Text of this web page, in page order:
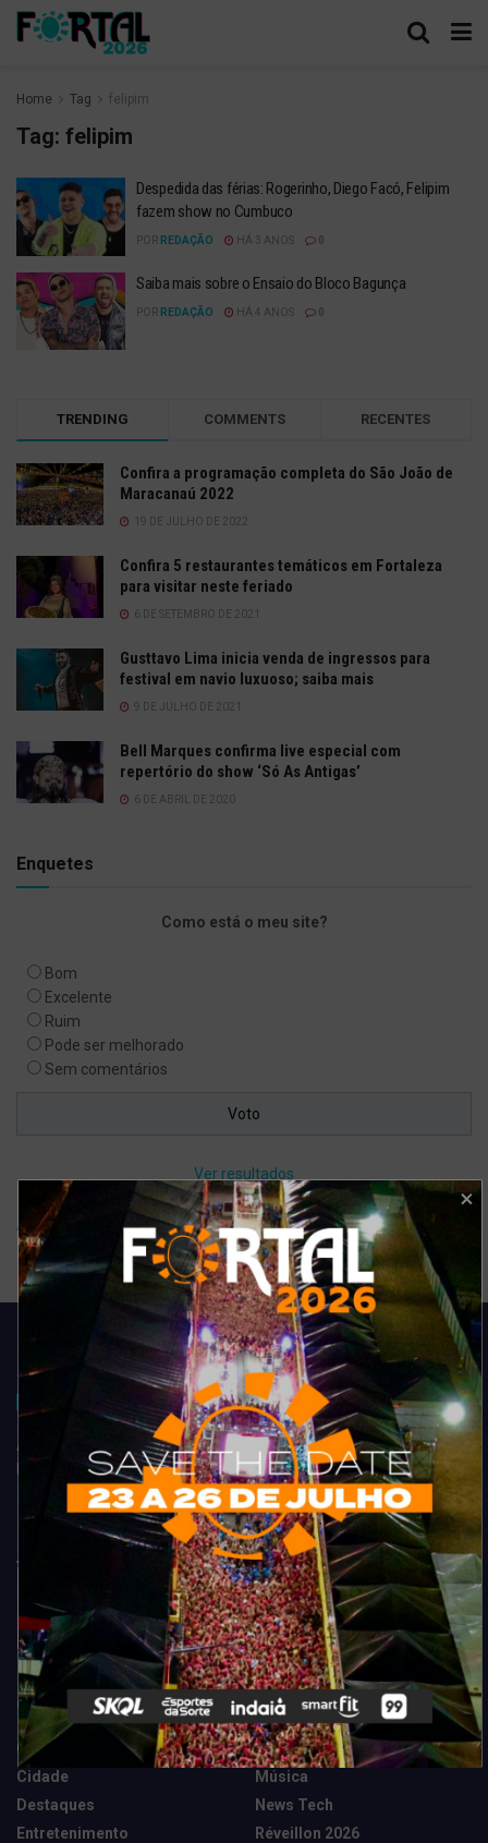
Home Tag felipim
Tag: felipim
Despedida das férias: Rogerinho, Diego Facó, Felipim
fazem show no Cumbuco
POR REDAÇÃO HÁ 3 ANOS
Saiba mais sobre o Ensaio do Bloco Bagunça
POR REDAÇÃO HÁ 4 ANOS
TRENDING COMMENTS RECENTES
Confira a programação completa do São João de
Maracanaú 2022
19 DE JULHO DE 2022
Confira 5 restaurantes temáticos em Fortaleza
para visitar neste feriado
6 DE SETEMBRO DE 2021
Gusttavo Lima inicia venda de ingressos para
festival em navio luxuoso; saiba mais
9 DE JULHO DE 2021
Bell Marques confirma live especial com
repertório do show ‘Só As Antigas’
6 DE ABRIL DE 2020
Enquetes
Como está o meu site?
Bom
Excelente
Ruim
Pode ser melhorado
Sem comentários
Ver resultados
Arquivo de enquete
Acompanhe todas as novidades do entretenimento na região de
Fortaleza. Dicas, promoções, coberturas exclusivas e muito mais.
Categorias
Camarote Vip Junino
Cidade
Destaques
Entretenimento
Marketing E Negócios
Música
News Tech
Réveillon 2026